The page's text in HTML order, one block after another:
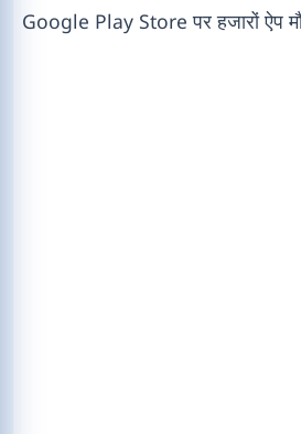
Google Play Store पर हजारों ऐप